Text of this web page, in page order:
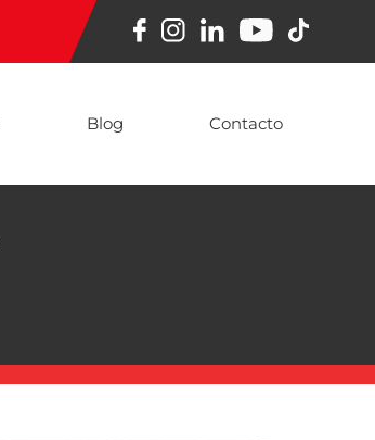
Blog Contacto